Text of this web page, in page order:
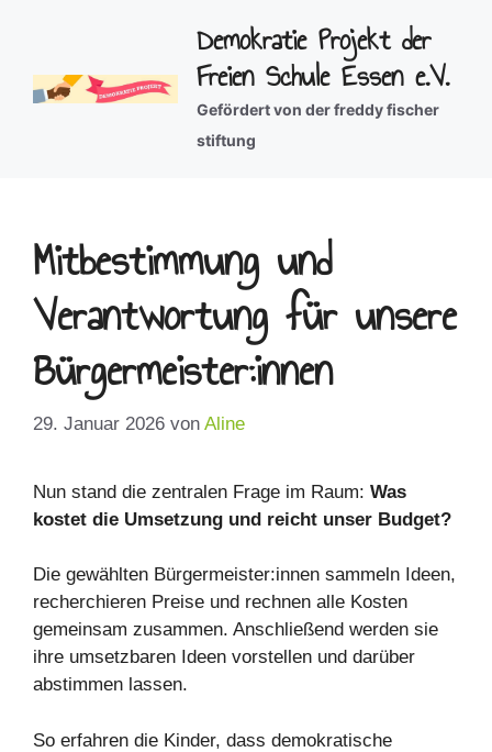
Demokratie Projekt der
Freien Schule Essen e.V.
Gefördert von der freddy fischer
stiftung
Mitbestimmung und
Verantwortung für unsere
Bürgermeister:innen
29. Januar 2026 von Aline
Nun stand die zentralen Frage im Raum: Was
kostet die Umsetzung und reicht unser Budget?
Die gewählten Bürgermeister:innen sammeln Ideen,
recherchieren Preise und rechnen alle Kosten
gemeinsam zusammen. Anschließend werden sie
ihre umsetzbaren Ideen vorstellen und darüber
abstimmen lassen.
So erfahren die Kinder, dass demokratische